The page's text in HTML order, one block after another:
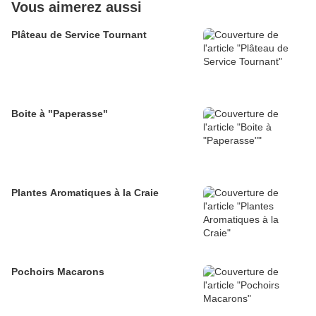
Vous aimerez aussi
Plâteau de Service Tournant
Boite à "Paperasse"
Plantes Aromatiques à la Craie
Pochoirs Macarons